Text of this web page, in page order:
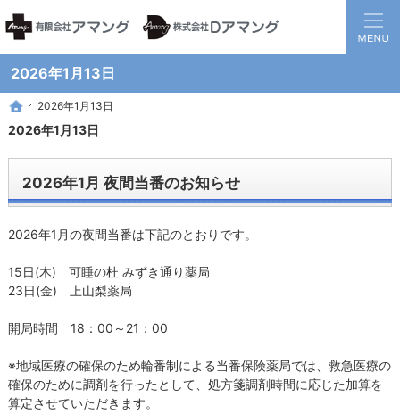
2026年1月13日
静岡県西部地方の地域医療を担う調剤保険薬局グループです。
患者様と医療機関の間に入り、地域全体の健康に貢献する薬局を目指して
ホーム
2026年1月13日
2026年1月13日
2026年1月 夜間当番のお知らせ
2026年1月の夜間当番は下記のとおりです。
15日(木) 可睡の杜 みずき通り薬局
23日(金) 上山梨薬局
開局時間 18：00～21：00
※地域医療の確保のため輪番制による当番保険薬局では、救急医療の
確保のために調剤を行ったとして、処方箋調剤時間に応じた加算を
算定させていただきます。
ホーム
2026年1月13日